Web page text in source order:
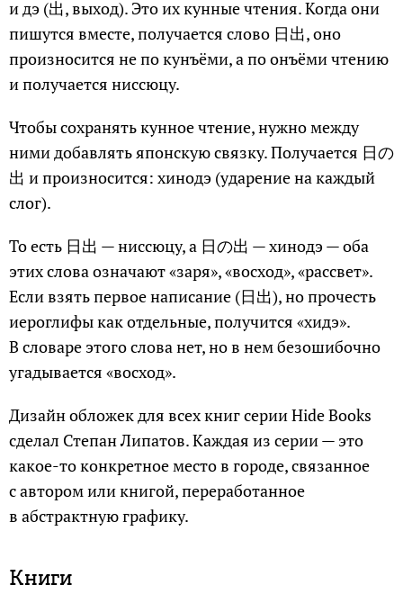
и дэ (出, выход). Это их кунные чтения. Когда они
пишутся вместе, получается слово 日出, оно
произносится не по кунъёми, а по онъёми чтению
и получается ниссюцу.
Чтобы сохранять кунное чтение, нужно между
ними добавлять японскую связку. Получается 日の
出 и произносится: хинодэ (ударение на каждый
слог).
То есть 日出 — ниссюцу, а 日の出 — хинодэ — оба
этих слова означают «заря», «восход», «рассвет».
Если взять первое написание (日出), но прочесть
иероглифы как отдельные, получится «хидэ».
В словаре этого слова нет, но в нем безошибочно
угадывается «восход».
Дизайн обложек для всех книг серии Hide Books
сделал Степан Липатов. Каждая из серии — это
какое-то конкретное место в городе, связанное
с автором или книгой, переработанное
в абстрактную графику.
Книги